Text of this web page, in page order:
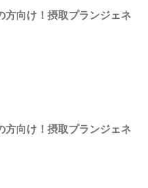
方向け！摂取プランジェネ
方向け！摂取プランジェネ